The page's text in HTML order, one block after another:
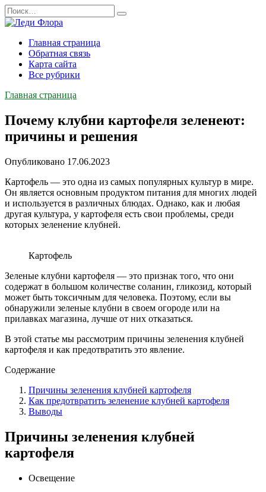
Перейти
к
содержанию
Search
for:
Главная страница
Обратная связь
Карта сайта
Все рубрики
Главная страница
Почему клубни картофеля зеленеют:
причины и решения
Опубликовано 17.06.2023
Картофель — это одна из самых популярных культур в мире.
Он является основным продуктом питания для многих людей
и используется в различных блюдах. Однако, как и любая
другая культура, у картофеля есть свои проблемы, среди
которых зеленение клубней.
Картофель
Зеленые клубни картофеля — это признак того, что они
содержат в большом количестве соланин, гликозид, который
может быть токсичным для человека. Поэтому, если вы
обнаружили зеленые клубни в своем огороде или на
прилавках магазина, лучше от них отказаться.
В этой статье мы рассмотрим причины зеленения клубней
картофеля и как предотвратить это явление.
Содержание
Причины зеленения клубней картофеля
Как предотвратить зеленение клубней картофеля
Выводы
Причины зеленения клубней
картофеля
Освещение